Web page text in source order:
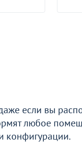
если вы
любое
конфигурации.